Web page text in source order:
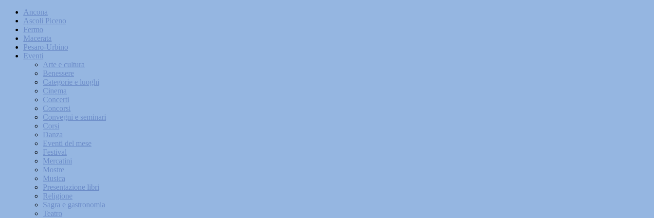
Ancona
Ascoli Piceno
Fermo
Macerata
Pesaro-Urbino
Eventi
Arte e cultura
Benessere
Categorie e luoghi
Cinema
Concerti
Concorsi
Convegni e seminari
Corsi
Danza
Eventi del mese
Festival
Mercatini
Mostre
Musica
Presentazione libri
Religione
Sagra e gastronomia
Teatro